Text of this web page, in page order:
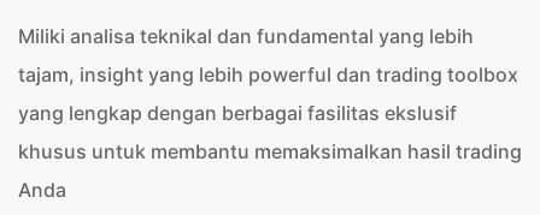
Miliki analisa teknikal dan fundamental yang lebih
tajam, insight yang lebih powerful dan trading toolbox
yang lengkap dengan berbagai fasilitas ekslusif
khusus untuk membantu memaksimalkan hasil trading
Anda